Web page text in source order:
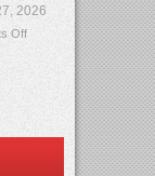
2026
Off